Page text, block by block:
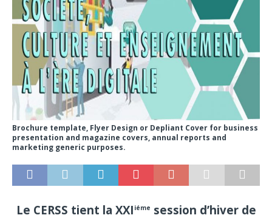
Brochure template, Flyer Design or Depliant Cover for business
presentation and magazine covers, annual reports and
marketing generic purposes.
Le CERSS tient la XXI iéme session d’hiver de